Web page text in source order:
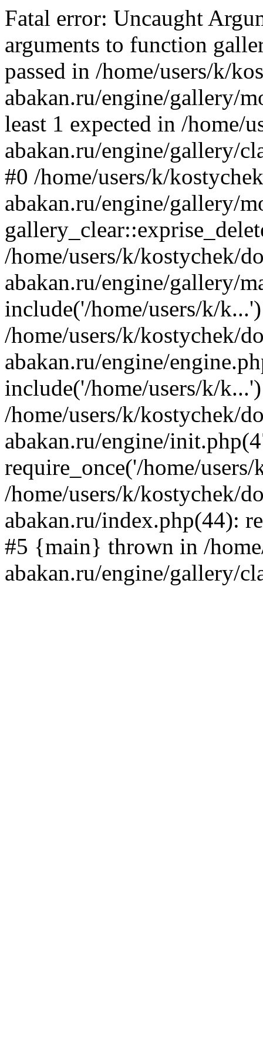
Fatal error: Uncaught
arguments to function
passed in /home/users/k/
abakan.ru/engine/gallery/
least 1 expected in /home/
abakan.ru/engine/gallery/
#0 /home/users/k/
abakan.ru/engine/gallery/
/home/users/k/kostychek/
abakan.ru/engine/gallery/
include('/home/users/k/
/home/users/k/kostychek/
abakan.ru/engine/
include('/home/users/k/
/home/users/k/kostychek/
abakan.ru/engine/
require_once('/home/
/home/users/k/kostychek/
abakan.ru/index.php(44):
#5 {main} thrown in /
abakan.ru/engine/gallery/